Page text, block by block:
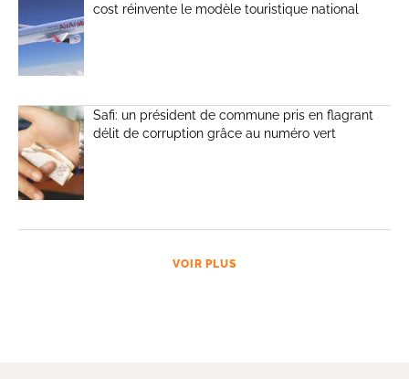
cost réinvente le modèle touristique national
Safi: un président de commune pris en flagrant
délit de corruption grâce au numéro vert
VOIR PLUS